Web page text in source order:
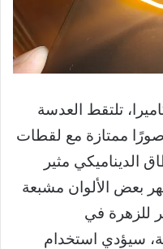
تلتقط العدسة
ميجابكسل صورًا ممتازة مع لقطات
الديناميكي مثير
بعض الألوان مشبعة
للزهرة في
سيؤدي استخدام